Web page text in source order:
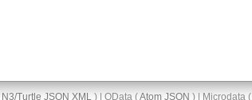
N3/Turtle JSON XML) | OData (Atom JSON ) | Microdata (